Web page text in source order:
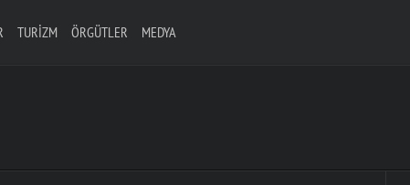
TURIZM ÖRGÜTLER MEDYA